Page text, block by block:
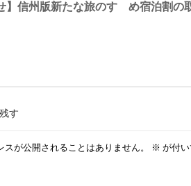
】信州版新たな旅のすゝめ宿泊割の
す
スが公開されることはありません。 ※ が付